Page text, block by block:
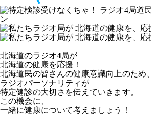
北海道のラジオ4局が
北海道の健康を応援！
北海道民の皆さんの健康意識向上のため、
ラジオパーソナリティが
特定健診の大切さを伝えていきます。
この機会に、
一緒に健康について考えましょう！